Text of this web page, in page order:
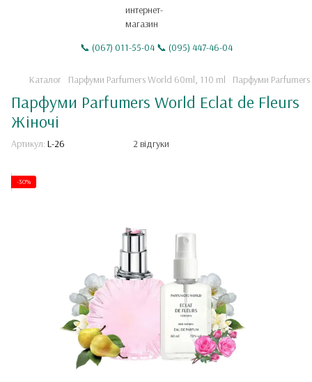
📞 (067) 011-55-04 📞 (095) 447-46-04
Каталог Парфуми Parfumers World 60ml, 110 ml Парфуми
Парфуми Parfumers World Eclat de Fleurs
Жіночі
Артикул: L-26 2 відгуки
-30%